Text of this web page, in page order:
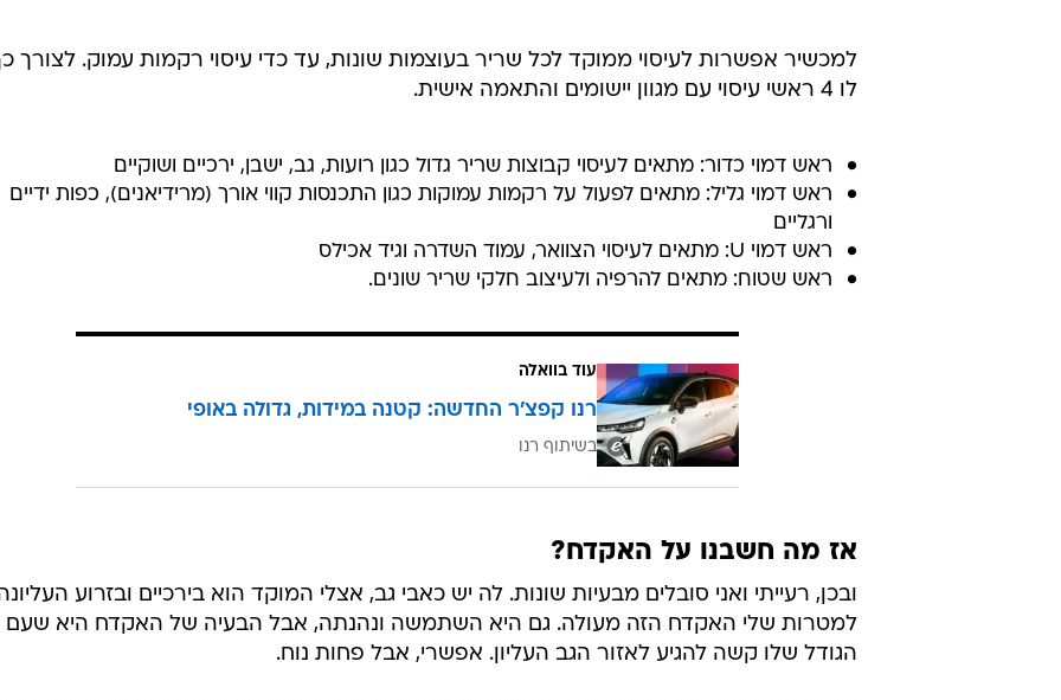
למכשיר אפשרות לעיסוי ממוקד לכל שריר בעוצמות שונות, עד כדי עיסוי רקמות עמוק. לצורך
לו 4 ראשי עיסוי עם מגוון יישומים והתאמה אישית.
ראש דמוי כדור: מתאים לעיסוי קבוצות שריר גדול כגון רועות, גב, ישבן, ירכיים ושוקיים
ראש דמוי גליל: מתאים לפעול על רקמות עמוקות כגון התכנסות קווי אורך (מרידיאנים), כפות ידיים
ורגליים
ראש דמוי U: מתאים לעיסוי הצוואר, עמוד השדרה וגיד אכילס
ראש שטוח: מתאים להרפיה ולעיצוב חלקי שריר שונים.
עוד בוואלה
רנו קפצ'ר החדשה: קטנה במידות, גדולה באופי
בשיתוף רנו
אז מה חשבנו על האקדח?
ובכן, רעייתי ואני סובלים מבעיות שונות. לה יש כאבי גב, אצלי המוקד הוא בירכיים ובזרוע
למטרות שלי האקדח הזה מעולה. גם היא השתמשה ונהנתה, אבל הבעיה של האקדח היא שעם
הגודל שלו קשה להגיע לאזור הגב העליון. אפשרי, אבל פחות נוח.